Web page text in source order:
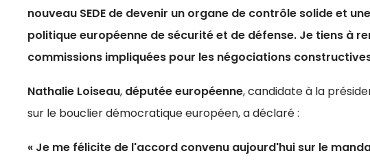
nouveau SEDE de devenir un organe de contrôle solide et
politique européenne de sécurité et de défense. Je tiens à
commissions impliquées pour les négociations
Nathalie Loiseau, députée européenne, candidate à la
sur le bouclier démocratique européen, a déclaré :
« Je me félicite de l'accord convenu aujourd'hui sur le